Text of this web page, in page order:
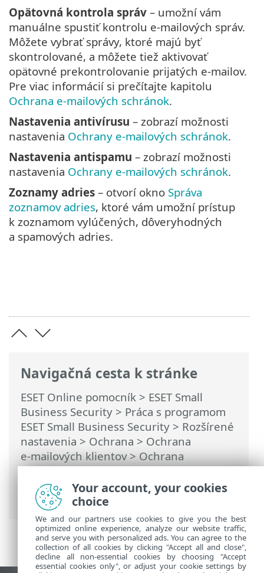
Navigačná cesta k stránke
ESET Online pomocník > ESET Small
Business Security > Práca s programom
ESET Small Business Security > Rozšírené
nastavenia > Ochrana > Ochrana
e‑mailových klientov>Ochrana
e‑mailových schránok>Integrácie>
Panel nástrojov programu Microsoft
Outlook
Opätovná kontrola správ – umožní vám
manuálne spustiť kontrolu e-mailových správ.
Môžete vybrať správy, ktoré majú byť
skontrolované, a môžete tiež aktivovať
opätovné prekontrolovanie prijatých e‑mailov.
Pre viac informácií si prečítajte kapitolu
Ochrana e‑mailových schránok.
Nastavenia antivírusu – zobrazí možnosti
nastavenia Ochrany e‑mailových schránok.
Nastavenia antispamu – zobrazí možnosti
nastavenia Ochrany e‑mailových schránok.
Zoznamy adries – otvorí okno Správa
zoznamov adries, ktoré vám umožní prístup
k zoznamom vylúčených, dôveryhodných
a spamových adries.
Your account, your cookies
choice
We and our partners use cookies to give you the best
optimized online experience, analyze our website traffic,
and serve you with personalized ads. You can agree to the
collection of all cookies by clicking "Accept all and close",
decline all non-essential cookies by choosing "Accept
essential cookies only", or adjust your cookie settings by